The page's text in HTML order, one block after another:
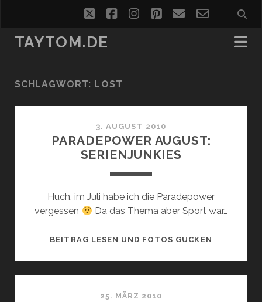
twitterfacebookinstagram
pinterest
emailemail-
form
TAYTOM.DE
SCHLAGWORT: LOST
3. AUGUST 2010
PARADEPOWER AUGUST:
SERIENJUNKIES
Huch, im Juli habe ich die Paradepower
vergessen
Da das Thema aber Sport war…
BEITRAG LESEN UND FOTOS GUCKEN
25. MÄRZ 2010